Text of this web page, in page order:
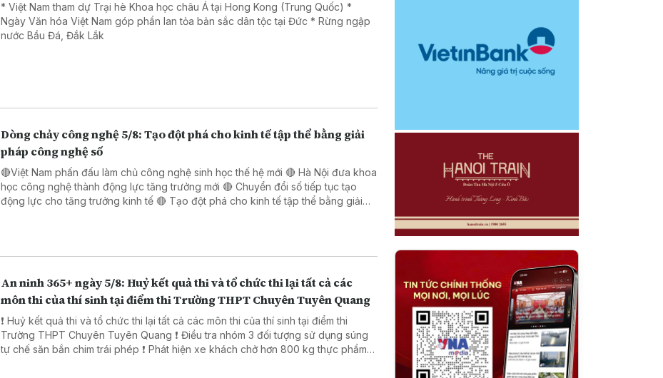
* Việt Nam tham dự Trại hè Khoa học châu Á tại Hong Kong (Trung Quốc) *
Ngày Văn hóa Việt Nam góp phần lan tỏa bản sắc dân tộc tại Đức * Rừng ngập
nước Bầu Đá, Đắk Lắk
Dòng chảy công nghệ 5/8: Tạo đột phá cho kinh tế tập thể bằng giải
pháp công nghệ số
🔴Việt Nam phấn đấu làm chủ công nghệ sinh học thế hệ mới 🔴 Hà Nội đưa khoa
học công nghệ thành động lực tăng trưởng mới 🔴 Chuyển đổi số tiếp tục tạo
động lực cho tăng trưởng kinh tế 🔴 Tạo đột phá cho kinh tế tập thể bằng giải
An ninh 365+ ngày 5/8: Huỷ kết quả thi và tổ chức thi lại tất cả các
môn thi của thí sinh tại điểm thi Trường THPT Chuyên Tuyên Quang
❗ Huỷ kết quả thi và tổ chức thi lại tất cả các môn thi của thí sinh tại điểm thi
Trường THPT Chuyên Tuyên Quang ❗ Điều tra nhóm 3 đối tượng sử dụng súng
tự chế săn bắn chim trái phép ❗ Phát hiện xe khách chở hơn 800 kg thực phẩm